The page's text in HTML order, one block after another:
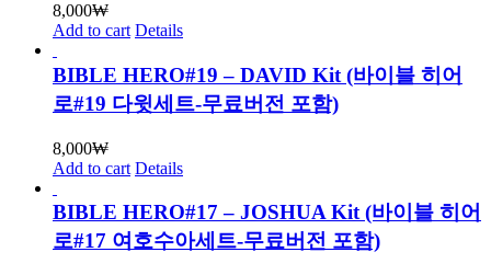
8,000₩
Add to cart Details
BIBLE HERO#19 – DAVID Kit (바이블 히어
로#19 다윗세트-무료버전 포함)
8,000₩
Add to cart Details
BIBLE HERO#17 – JOSHUA Kit (바이블 히어
로#17 여호수아세트-무료버전 포함)